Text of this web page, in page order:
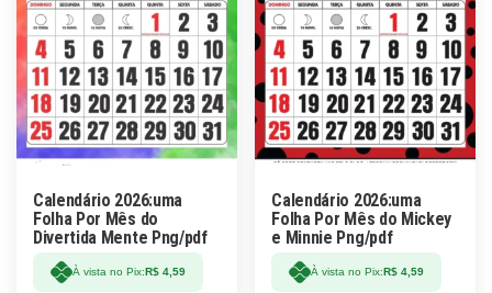
Calendário 2026:uma
Folha Por Mês do
Divertida Mente Png/pdf
À vista no Pix:R$ 4,59
Calendário 2026:uma
Folha Por Mês do Mickey
e Minnie Png/pdf
À vista no Pix:R$ 4,59